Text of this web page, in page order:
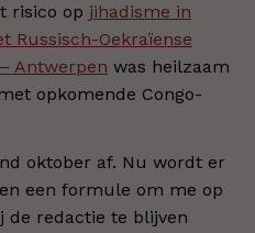
risico op jihadisme in
Russisch-Oekraïense
Antwerpen was heilzaam
opkomende Congo-
oktober af. Nu wordt er
een formule om me op
redactie te blijven